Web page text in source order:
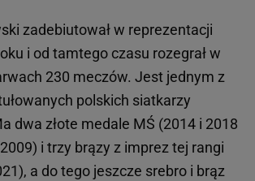
zadebiutował w reprezentacji
i od tamtego czasu rozegrał w
230 meczów. Jest jednym z
polskich siatkarzy
dwa złote medale MŚ (2014 i 2018
i trzy brązy z imprez tej rangi
a do tego jeszcze srebro i brąz